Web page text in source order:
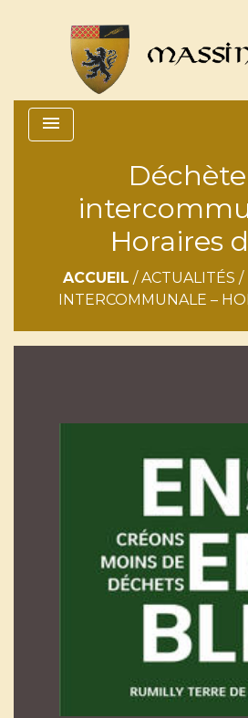
menu
Horaires
ACCUEIL /ACTUALITÉS /
INTERCOMMUNALE –